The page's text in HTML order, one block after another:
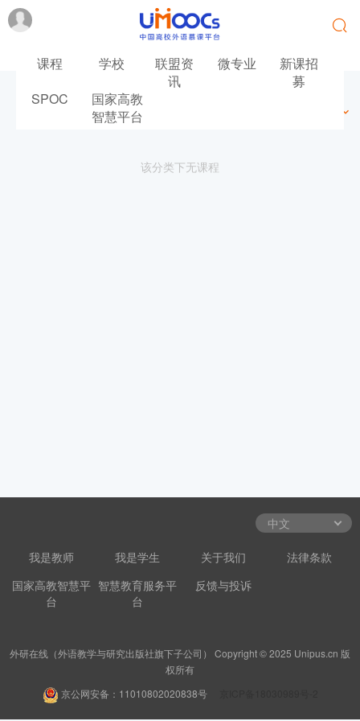
课程 学校
联盟资
讯
微专业
新课招
募
SPOC
国家高教
智慧平台
该分类下无课程
我是教师 我是学生 关于我们
法律条款
国家高教智慧平
台
智慧教育服务平
台
反馈与投诉
外研在线（外语教学与研究出版社旗下子公司） Copyright © 2025 Unipus.cn 版
权所有
京公网安备：11010802020838号